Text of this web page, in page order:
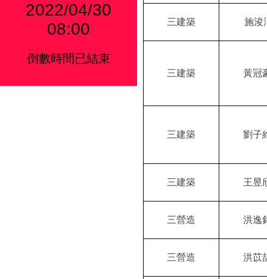
2022/04/30
08:00
倒數時間已結束
三建築 施浚
三建築 黃冠
三建築 劉子
三建築 王昱
三營造 洪逸
三營造 洪苡